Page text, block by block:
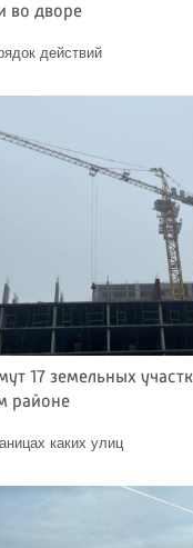
во дворе
действий
17 земельных
районе
каких улиц